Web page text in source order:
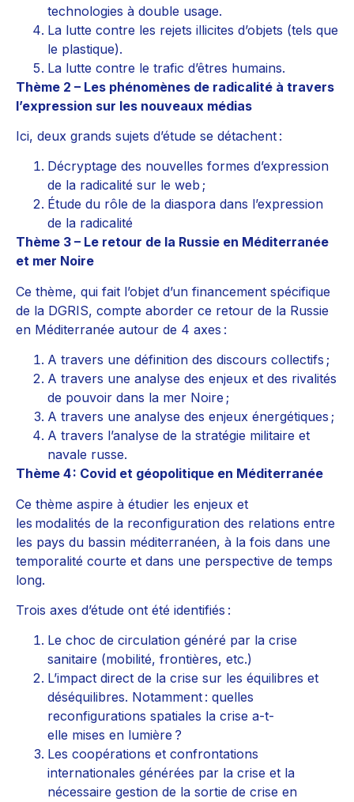
technologies à double usage.
La lutte contre les rejets illicites d’objets (tels que
le plastique).
La lutte contre le trafic d’êtres humains.
Thème 2 – Les phénomènes de radicalité à travers
l’expression sur les nouveaux médias
Ici, deux grands sujets d’étude se détachent :
Décryptage des nouvelles formes d’expression
de la radicalité sur le web ;
Étude du rôle de la diaspora dans l’expression
de la radicalité
Thème 3 – Le retour de la Russie en Méditerranée
et mer Noire
Ce thème, qui fait l’objet d’un financement spécifique
de la DGRIS, compte aborder ce retour de la Russie
en Méditerranée autour de 4 axes :
A travers une définition des discours collectifs ;
A travers une analyse des enjeux et des rivalités
de pouvoir dans la mer Noire ;
A travers une analyse des enjeux énergétiques ;
A travers l’analyse de la stratégie militaire et
navale russe.
Thème 4 : Covid et géopolitique en Méditerranée
Ce thème aspire à étudier les enjeux et
les modalités de la reconfiguration des relations entre
les pays du bassin méditerranéen, à la fois dans une
temporalité courte et dans une perspective de temps
long.
Trois axes d’étude ont été identifiés :
Le choc de circulation généré par la crise
sanitaire (mobilité, frontières, etc.)
L’impact direct de la crise sur les équilibres et
déséquilibres. Notamment : quelles
reconfigurations spatiales la crise a-t-
elle mises en lumière ?
Les coopérations et confrontations
internationales générées par la crise et la
nécessaire gestion de la sortie de crise en